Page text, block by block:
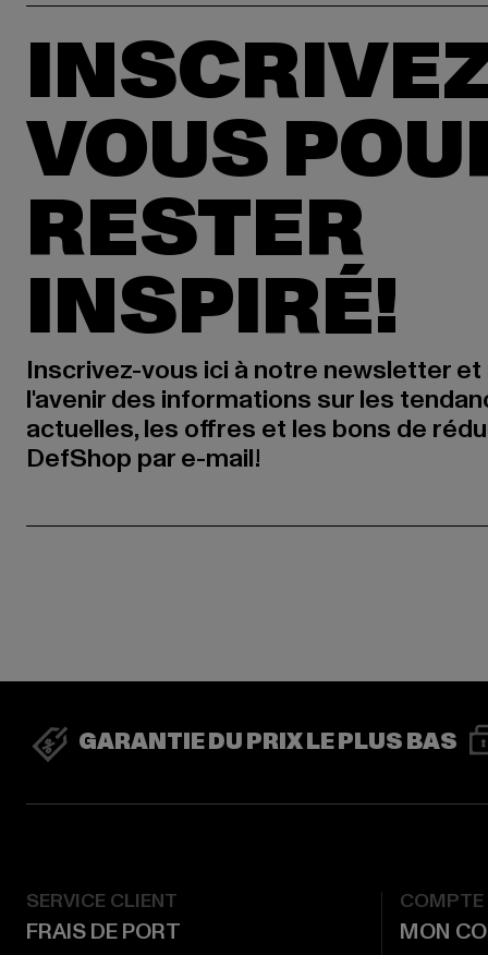
VOUS
RESTER
INSPIRÉ!
Inscrivez-vous ici à notre newsletter
l'avenir des informations sur les
actuelles, les offres et les bons de
DefShop par e-mail!
GARANTIE DU PRIX LE PLUS BAS
SERVICE CLIENT
FRAIS DE PORT
COMPTE
MON